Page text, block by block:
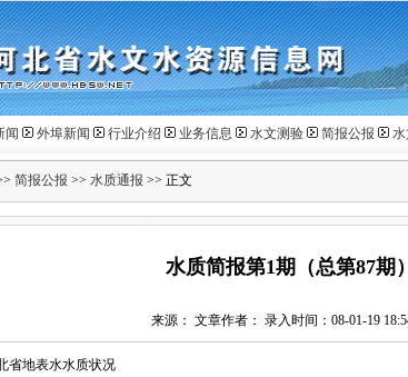
闻 外埠新闻 行业介绍 业务信息 水文测验 简报公报
简报公报 >> 水质通报 >> 正文
水质简报第1期（总第87期）
来源： 文章作者： 录入时间：08-01-19
地表水水质状况